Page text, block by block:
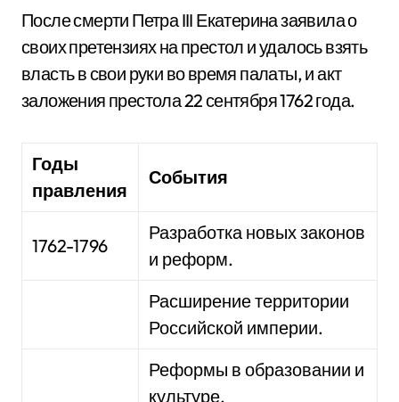
После смерти Петра III Екатерина заявила о
своих претензиях на престол и удалось взять
власть в свои руки во время палаты, и акт
заложения престола 22 сентября 1762 года.
Годы
правления
События
1762-1796
Разработка новых законов
и реформ.
Расширение территории
Российской империи.
Реформы в образовании и
культуре.